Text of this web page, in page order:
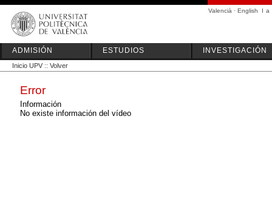
Valencià · English I a
ADMISIÓN ESTUDIOS INVESTIGACIÓN
Inicio UPV :: Volver
Error
Información
No existe información del vídeo